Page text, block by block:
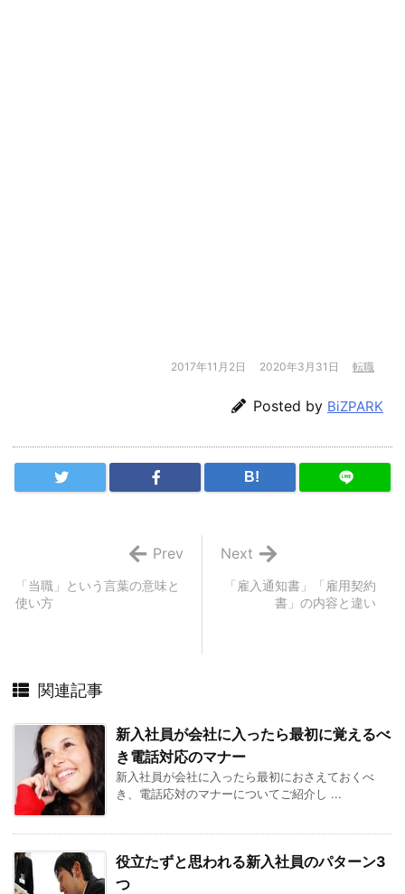
2017年11月2日 2020年3月31日 転職
Posted by BiZPARK
B!
「雇入通知書」「雇用契約
書」の内容と違い
Next
「当職」という言葉の意味と
使い方
Prev
関連記事
新入社員が会社に入ったら最初に覚えるべ
き電話対応のマナー
新入社員が会社に入ったら最初におさえておくべ
き、電話応対のマナーについてご紹介し ...
役立たずと思われる新入社員のパターン3
つ